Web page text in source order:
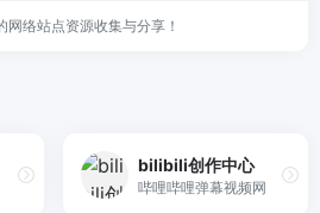
络站点资源收集与分享！
bilibili创作中心
哔哩哔哩弹幕视频网